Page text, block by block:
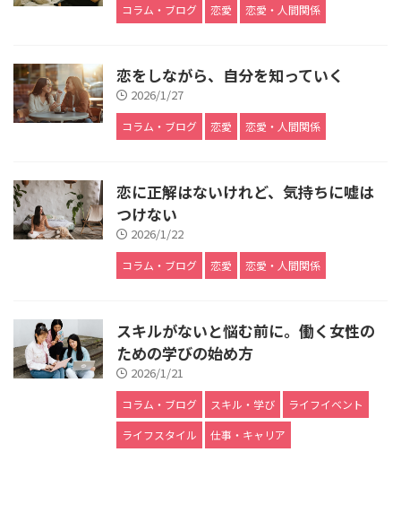
コラム・ブログ 恋愛 恋愛・人間関係
恋をしながら、自分を知っていく
2026/1/27
コラム・ブログ 恋愛 恋愛・人間関係
恋に正解はないけれど、気持ちに嘘は
つけない
2026/1/22
コラム・ブログ 恋愛 恋愛・人間関係
スキルがないと悩む前に。働く女性の
ための学びの始め方
2026/1/21
コラム・ブログ スキル・学び
ライフイベント
ライフスタイル
仕事・キャリア